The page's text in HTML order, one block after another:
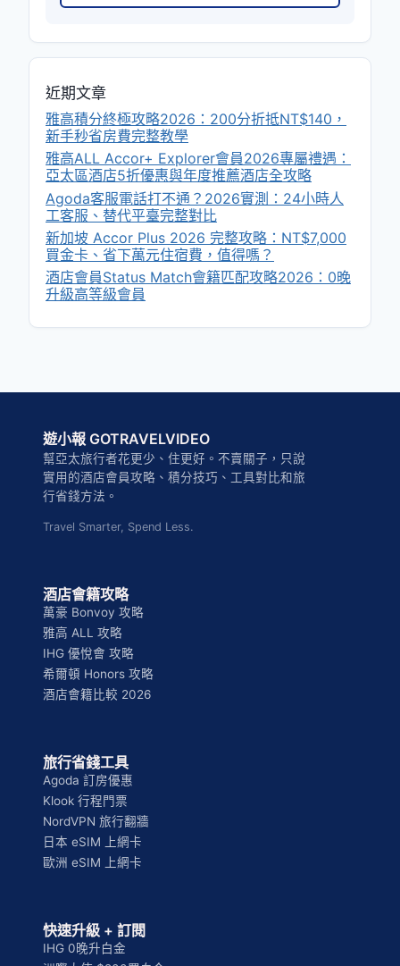
近期文章
雅高積分終極攻略2026：200分折抵NT$140，
新手秒省房費完整教學
雅高ALL Accor+ Explorer會員2026專屬禮遇：
亞太區酒店5折優惠與年度推薦酒店全攻略
Agoda客服電話打不通？2026實測：24小時人
工客服、替代平臺完整對比
新加坡 Accor Plus 2026 完整攻略：NT$7,000
買金卡、省下萬元住宿費，值得嗎？
酒店會員Status Match會籍匹配攻略2026：0晚
升級高等級會員
遊小報 GOTRAVELVIDEO
幫亞太旅行者花更少、住更好。不賣關子，只說
實用的酒店會員攻略、積分技巧、工具對比和旅
行省錢方法。
Travel Smarter, Spend Less.
酒店會籍攻略
萬豪 Bonvoy 攻略
雅高 ALL 攻略
IHG 優悅會 攻略
希爾頓 Honors 攻略
酒店會籍比較 2026
旅行省錢工具
Agoda 訂房優惠
Klook 行程門票
NordVPN 旅行翻牆
日本 eSIM 上網卡
歐洲 eSIM 上網卡
快速升級 + 訂閱
IHG 0晚升白金